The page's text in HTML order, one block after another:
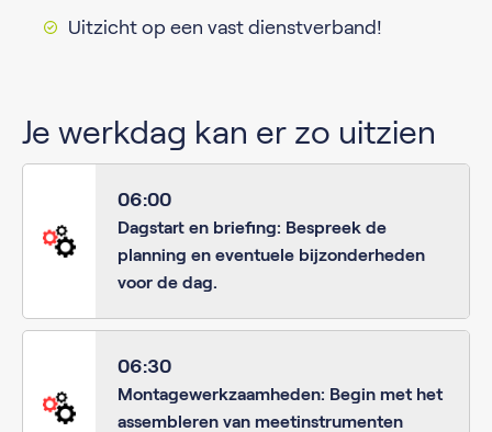
Uitzicht op een vast dienstverband!
Je werkdag kan er zo uitzien
06:00
Dagstart en briefing: Bespreek de
planning en eventuele bijzonderheden
voor de dag.
06:30
Montagewerkzaamheden: Begin met het
assembleren van meetinstrumenten